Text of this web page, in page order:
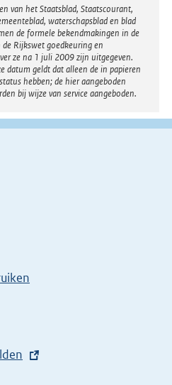
van het Staatsblad, Staatscourant,
waterschapsblad en blad
de formele bekendmakingen in de
Rijkswet goedkeuring en
ze na 1 juli 2009 zijn uitgegeven.
datum geldt dat alleen de in papieren
hebben; de hier aangeboden
bij wijze van service aangeboden.